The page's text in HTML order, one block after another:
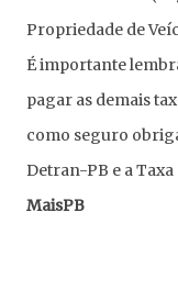
Propriedade de
É importante
pagar as demais
como seguro
Detran-PB e a
MaisPB